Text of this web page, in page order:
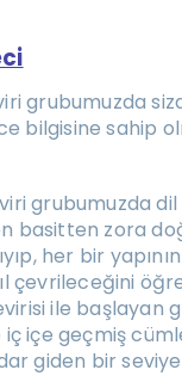
grubumuzda
bilgisine sahip
grubumuzda dil
basitten zora
her bir
çevrileceğini
ile başlayan
iç içe geçmiş
giden bir